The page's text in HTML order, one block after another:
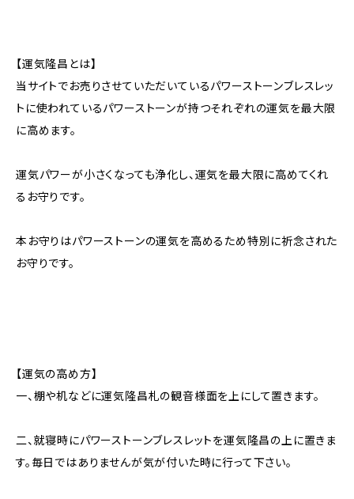
【運気隆昌とは】
当サイトでお売りさせていただいているパワーストーンブレスレッ
トに使われているパワーストーンが持つそれぞれの運気を最大限
に高めます。
運気パワーが小さくなっても浄化し、運気を最大限に高めてくれ
るお守りです。
本お守りはパワーストーンの運気を高めるため特別に祈念された
お守りです。
【運気の高め方】
一、棚や机などに運気隆昌札の観音様面を上にして置きます。
二、就寝時にパワーストーンブレスレットを運気隆昌の上に置きま
す。毎日ではありませんが気が付いた時に行って下さい。